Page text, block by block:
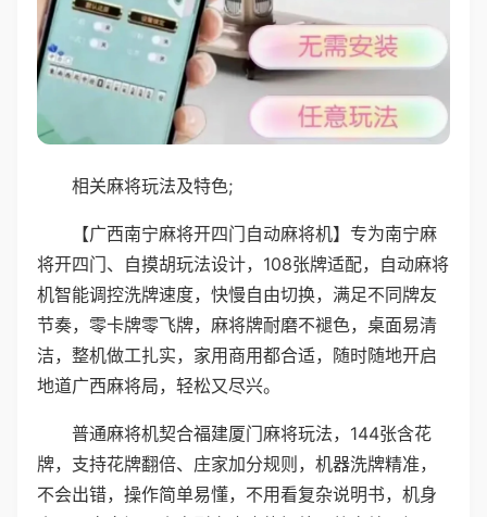
相关麻将玩法及特色;
【广西南宁麻将开四门自动麻将机】专为南宁麻
将开四门、自摸胡玩法设计，108张牌适配，自动麻将
机智能调控洗牌速度，快慢自由切换，满足不同牌友
节奏，零卡牌零飞牌，麻将牌耐磨不褪色，桌面易清
洁，整机做工扎实，家用商用都合适，随时随地开启
地道广西麻将局，轻松又尽兴。
普通麻将机契合福建厦门麻将玩法，144张含花
牌，支持花牌翻倍、庄家加分规则，机器洗牌精准，
不会出错，操作简单易懂，不用看复杂说明书，机身